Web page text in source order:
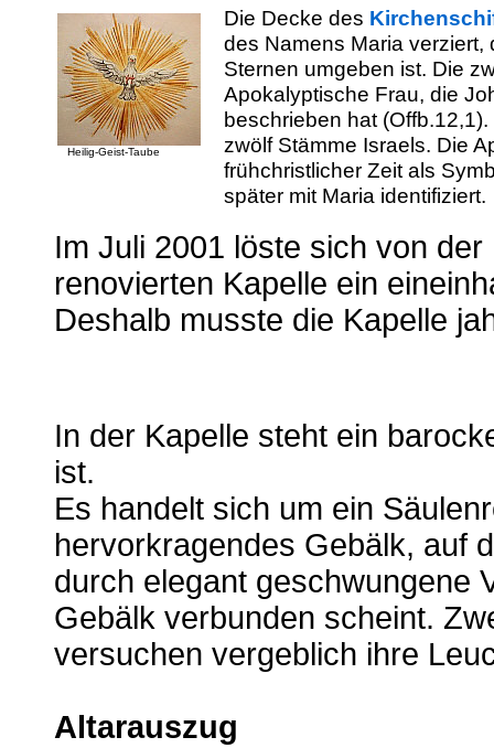
Heilig-Geist-Taube
Die Decke des
des Namens Maria
Sternen umgeben ist. Die
Apokalyptische Frau, die
beschrieben hat
zwölf Stämme Israels. Die
frühchristlicher Zeit als
später mit Maria identifiziert.
Im Juli 2001 löste sich von
renovierten Kapelle ein
Deshalb musste die Kapelle
In der Kapelle steht ein
ist.
Es handelt sich um ein
hervorkragendes Gebälk, auf
durch elegant geschwungene
Gebälk verbunden scheint.
versuchen vergeblich ihre
Altarauszug